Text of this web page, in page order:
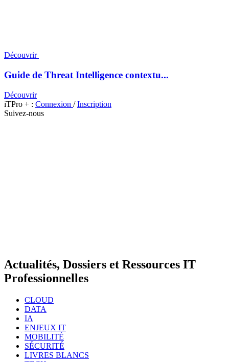
Découvrir
Guide de Threat Intelligence contextu...
Découvrir
iTPro + : Connexion /Inscription
Suivez-nous
Actualités, Dossiers et Ressources IT
Professionnelles
CLOUD
DATA
IA
ENJEUX IT
MOBILITÉ
SÉCURITÉ
LIVRES BLANCS